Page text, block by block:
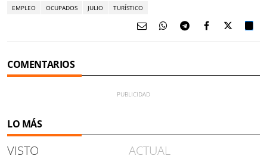
EMPLEO OCUPADOS JULIO TURÍSTICO
COMENTARIOS
LO MÁS
VISTO ACTUAL